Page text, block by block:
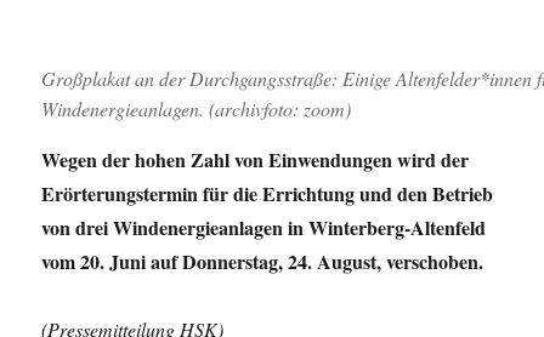
Großplakat an der Durchgangsstraße: Einige
Windenergieanlagen. (archivfoto: zoom)
Wegen der hohen Zahl von Einwendungen wird der
Erörterungstermin für die Errichtung und den Betrieb
von drei Windenergieanlagen in Winterberg-Altenfeld
vom 20. Juni auf Donnerstag, 24. August, verschoben.
(Pressemitteilung HSK)